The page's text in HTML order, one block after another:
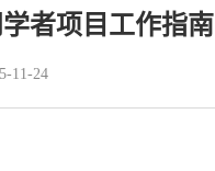
者项目工作指南
11-24